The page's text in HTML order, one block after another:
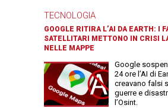
TECNOLOGIA
GOOGLE RITIRA L’AI DA EARTH: I
SATELLITARI METTONO IN CRISI
NELLE MAPPE
Google
24 ore l’AI di
creavano falsi
guerre e
l’Osint.